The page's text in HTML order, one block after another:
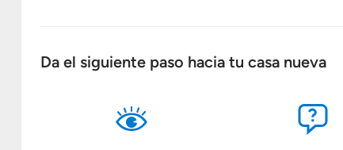
Da el siguiente paso hacia tu casa nueva